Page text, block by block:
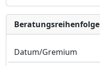
Bera­tungs­reihen­folge
Datum/Gremium